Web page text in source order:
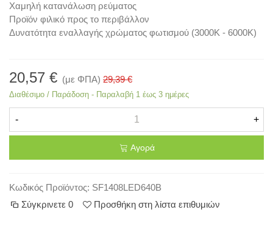
Χαμηλή κατανάλωση ρεύματος
Προϊόν φιλικό προς το περιβάλλον
Δυνατότητα εναλλαγής χρώματος φωτισμού (3000Κ - 6000Κ)
20,57 € (με ΦΠΑ) 29,39 €
Διαθέσιμο / Παράδοση - Παραλαβή 1 έως 3 ημέρες
- +
Αγορά
Κωδικός Προϊόντος: SF1408LED640B
Σύγκρινετε 0 Προσθήκη στη λίστα επιθυμιών